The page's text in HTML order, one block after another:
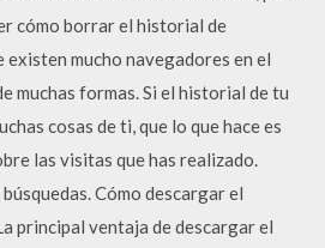
cómo borrar el historial de
existen mucho navegadores en el
muchas formas. Si el historial de tu
cosas de ti, que lo que hace es
las visitas que has realizado.
Cómo descargar el
principal ventaja de descargar el